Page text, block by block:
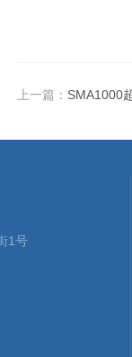
上一篇： SMA1000超
1号